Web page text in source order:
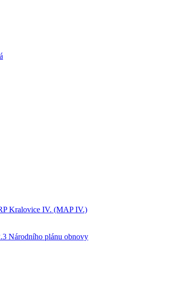
Kralovice IV. (MAP IV.)
Národního plánu obnovy